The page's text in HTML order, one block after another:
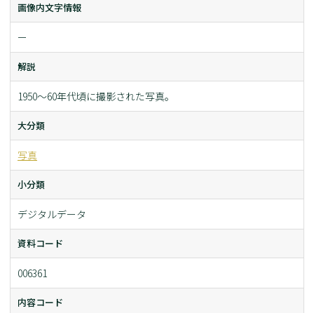
画像内文字情報
ー
解説
1950～60年代頃に撮影された写真。
大分類
写真
小分類
デジタルデータ
資料コード
006361
内容コード